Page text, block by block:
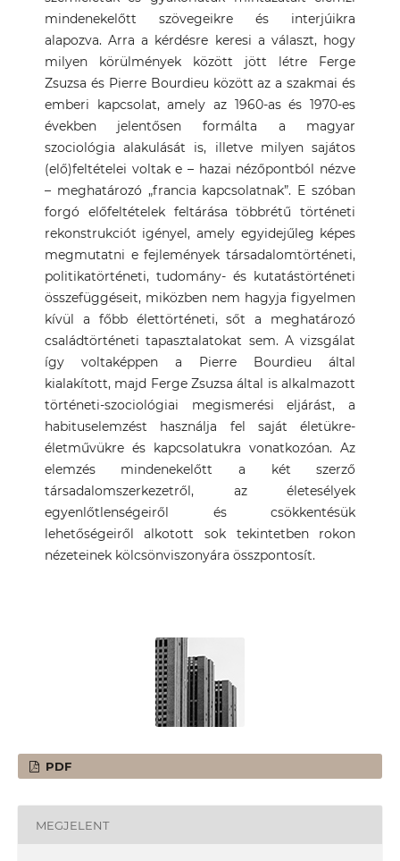
mindenekelőtt szövegeikre és interjúikra
alapozva. Arra a kérdésre keresi a választ, hogy
milyen körülmények között jött létre Ferge
Zsuzsa és Pierre Bourdieu között az a szakmai és
emberi kapcsolat, amely az 1960-as és 1970-es
években jelentősen formálta a magyar
szociológia alakulását is, illetve milyen sajátos
(elő)feltételei voltak e – hazai nézőpontból nézve
– meghatározó „francia kapcsolatnak”. E szóban
forgó előfeltételek feltárása többrétű történeti
rekonstrukciót igényel, amely egyidejűleg képes
megmutatni e fejlemények társadalomtörténeti,
politikatörténeti, tudomány- és kutatástörténeti
összefüggéseit, miközben nem hagyja figyelmen
kívül a főbb élettörténeti, sőt a meghatározó
családtörténeti tapasztalatokat sem. A vizsgálat
így voltaképpen a Pierre Bourdieu által
kialakított, majd Ferge Zsuzsa által is alkalmazott
történeti-szociológiai megismerési eljárást, a
habituselemzést használja fel saját életükre-
életművükre és kapcsolatukra vonatkozóan. Az
elemzés mindenekelőtt a két szerző
társadalomszerkezetről, az életesélyek
egyenlőtlenségeiről és csökkentésük
lehetőségeiről alkotott sok tekintetben rokon
nézeteinek kölcsönviszonyára összpontosít.
PDF
MEGJELENT